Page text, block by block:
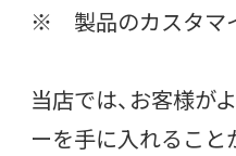
※ 製品のカスタマ
当店では、お客様が
ーを手に入れること